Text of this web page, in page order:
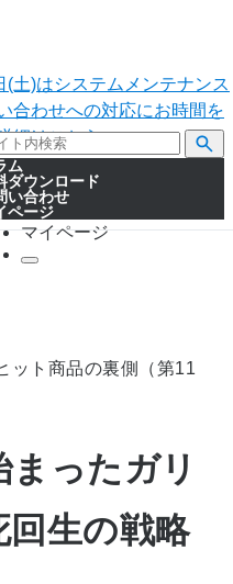
土)はシステムメンテナンス
合わせへの対応にお時間を
細はこちら。
ム
ダウンロード
い合わせ
ページ
マイページ
ト商品の裏側（第11
ったガリ
回生の戦略